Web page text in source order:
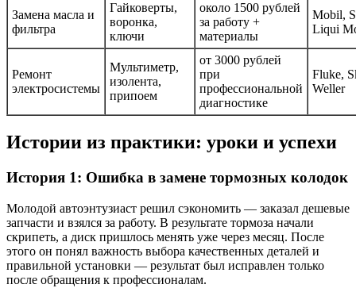
Замена масла и
фильтра
Гайковерты,
воронка,
ключи
около 1500 рублей
за работу +
материалы
Mobil,
Liqui
Ремонт
электросистемы
Мультиметр,
изолента,
припоем
от 3000 рублей
при
профессиональной
диагностике
Fluke,
Weller
Истории из практики: уроки и успехи
История 1: Ошибка в замене тормозных колодок
Молодой автоэнтузиаст решил сэкономить — заказал дешевые
запчасти и взялся за работу. В результате тормоза начали
скрипеть, а диск пришлось менять уже через месяц. После
этого он понял важность выбора качественных деталей и
правильной установки — результат был исправлен только
после обращения к профессионалам.